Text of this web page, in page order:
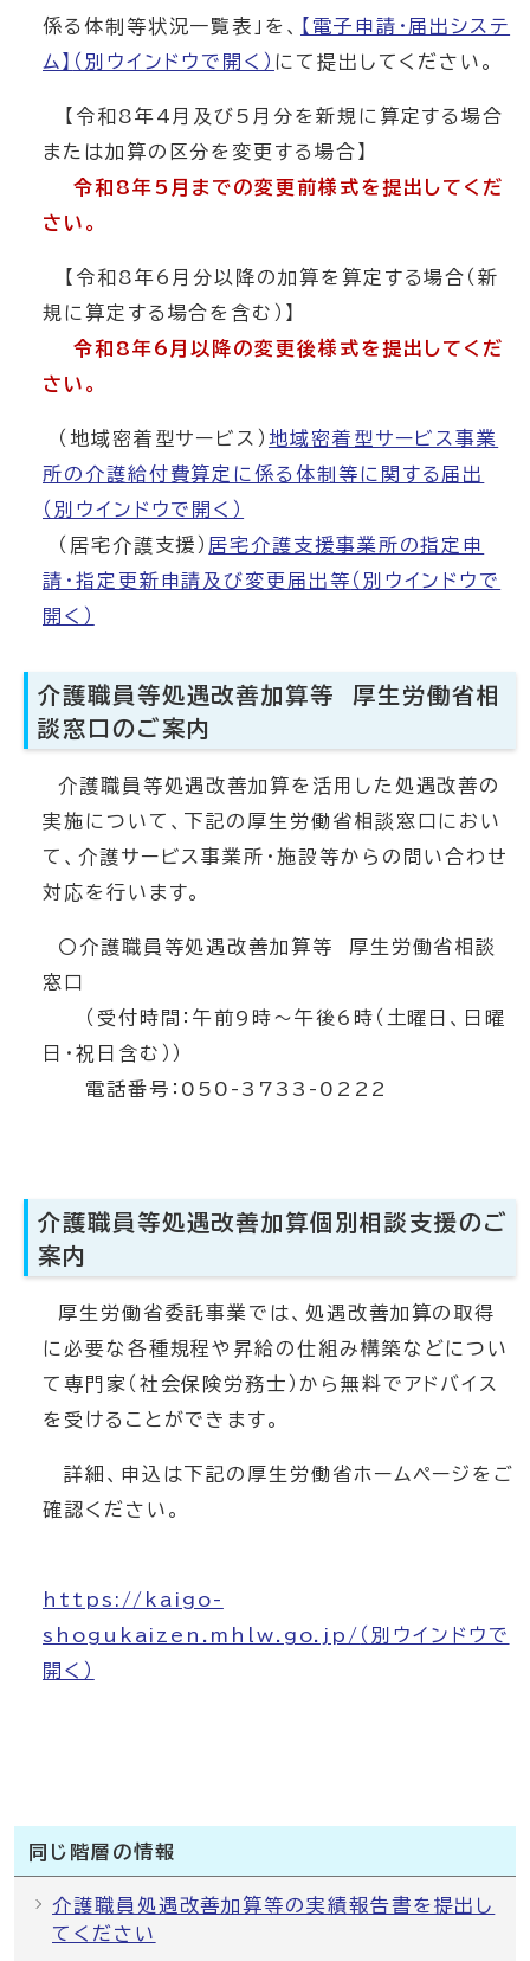
係る体制等状況一覧表」を、
【電子申請・届出システ
ム】 （別ウインドウで開く） にて提出してください。
【令和8年4月及び5月分を新規に算定する場合
または加算の区分を変更する場合】
令和8年5月までの変更前様式を提出してくだ
さい。
【令和8年6月分以降の加算を算定する場合（新
規に算定する場合を含む）】
令和8年6月以降の変更後様式を提出してくだ
さい。
（地域密着型サービス） 地域密着型サービス事業
所の介護給付費算定に係る体制等に関する届出
（別ウインドウで開く）
（居宅介護支援） 居宅介護支援事業所の指定申
請・指定更新申請及び変更届出等 （別ウインドウで
開く）
介護職員等処遇改善加算等 厚生労働省相
談窓口のご案内
介護職員等処遇改善加算を活用した処遇改善の
実施について、下記の厚生労働省相談窓口におい
て、介護サービス事業所・施設等からの問い合わせ
対応を行います。
〇介護職員等処遇改善加算等 厚生労働省相談
窓口
（受付時間：午前9時～午後6時（土曜日、日曜
日・祝日含む））
電話番号：050-3733-0222
介護職員等処遇改善加算個別相談支援のご
案内
厚生労働省委託事業では、処遇改善加算の取得
に必要な各種規程や昇給の仕組み構築などについ
て専門家（社会保険労務士）から無料でアドバイス
を受けることができます。
詳細、申込は下記の厚生労働省ホームページをご
確認ください。
https://kaigo-
shogukaizen.mhlw.go.jp/ （別ウインドウで
開く）
同じ階層の情報
介護職員処遇改善加算等の実績報告書を提出し
てください